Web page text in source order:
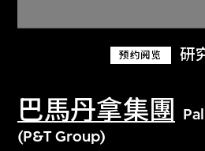
预约阅览 研
巴馬丹拿集團
(P&T Group)
关于M+藏品
探索世界顶级的二十及
文化藏品。